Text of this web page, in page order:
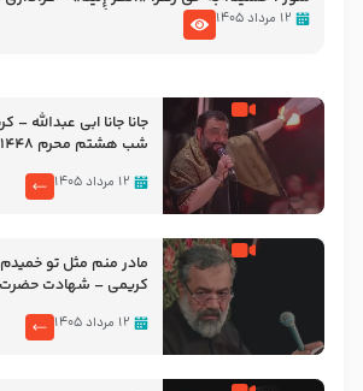
محرّم 1405
۱۲ مرداد ۱۴۰۵
جانا جانا ابی عبدالله
۱۲ مرداد ۱۴۰۵
مادر منم مثل تو
کریمی – شهادت حضرت
۱۲ مرداد ۱۴۰۵